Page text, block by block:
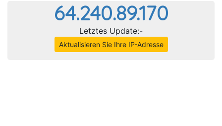
64.240.89.170
Letztes Update:-
Aktualisieren Sie Ihre IP-Adresse